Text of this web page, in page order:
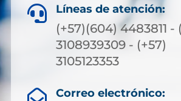
 Líneas de atención:
(+57)(604) 4483811 -
3108939309 - (+57)
3105123353
Correo electrónico: